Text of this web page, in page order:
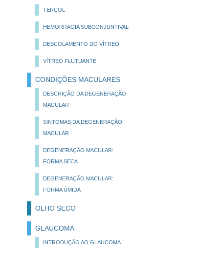
TERÇOL
HEMORRAGIA SUBCONJUNTIVAL
DESCOLAMENTO DO VÍTREO
VÍTREO FLUTUANTE
CONDIÇÕES MACULARES
DESCRIÇÃO DA DEGENERAÇÃO
MACULAR
SINTOMAS DA DEGENERAÇÃO
MACULAR
DEGENERAÇÃO MACULAR:
FORMA SECA
DEGENERAÇÃO MACULAR:
FORMA ÚMIDA
OLHO SECO
GLAUCOMA
INTRODUÇÃO AO GLAUCOMA